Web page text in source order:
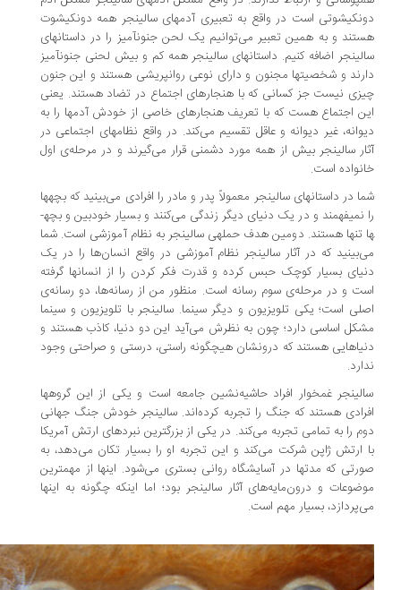
است در واقع به تعبیری آدم­های سالینجر همه دون­کیشوت
و به همین تعبیر می‌توانیم یک لحن جنون­آمیز را در داستان­های
اضافه کنیم.داستان­های سالینجر همه کم و بیش لحنی جنون­آمیز
و شخصیت­ها مجنون و دارای نوعی روان­پریشی هستند و این جنون
نیست جز کسانی که با هنجارهای اجتماع در تضاد هستند. یعنی
اجتماع هست که با تعریف هنجارهای خاصی از خودش آدم­ها را به
غیر دیوانه و عاقل تقسیم می‌کند. در واقع نظام­های اجتماعی در
سالینجر بیش از همه مورد دشمنی قرار می‌گیرند و در مرحله‌ی اول
است.
در داستان­های سالینجر معمولاً پدر و مادر را افرادی می‌بینید که بچه­ها
را نمی­فهمند و در یک دنیای دیگر زندگی می‌کنند و بسیار خودبین و بچه­
تنها هستند. دومین هدف حمله­ی سالینجر به نظام آموزشی است. شما
که در آثار سالینجر نظام آموزشی در واقع انسان‌ها را در یک
بسیار کوچک حبس کرده و قدرت فکر کردن را از انسان­ها گرفته
و در مرحله‌ی سوم رسانه است. منظور من از رسانه‌ها، دو رسانه‌ی
است؛ یکی تلویزیون و دیگر سینما. سالینجر با تلویزیون و سینما
اساسی دارد؛ چون به نظرش می‌آید این دو دنیا، کاذب هستند و
هستند که درونشان هیچ­گونه راستی، درستی و صراحتی وجود
غم­خوار افراد حاشیه‌­نشین جامعه است و یکی از این گروه­ها
هستند که جنگ را تجربه کرده‌اند. سالینجر خودش جنگ جهانی
را به تمامی تجربه می‌کند. در یکی از بزرگ­ترین نبردهای ارتش آمریکا
ارتش ژاپن شرکت می‌کند و این تجربه او را بسیار تکان می‌دهد، به
که مدت­ها در آسایش­گاه روانی بستری می‌شود. این­ها از مهمترین
و درون‌مایه‌های آثار سالینجر بود؛ اما اینکه چگونه به اینها
بسیار مهم است.